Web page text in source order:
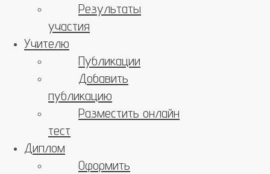
Результаты
участия
Учителю
Публикации
Добавить
публикацию
Разместить онлайн
тест
Диплом
Оформить